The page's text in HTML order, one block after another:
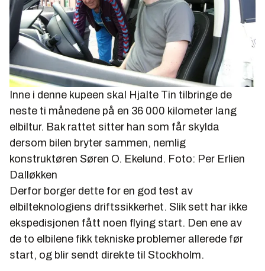
Inne i denne kupeen skal Hjalte Tin tilbringe de
neste ti månedene på en 36 000 kilometer lang
elbiltur. Bak rattet sitter han som får skylda
dersom bilen bryter sammen, nemlig
konstruktøren Søren O. Ekelund. Foto: Per Erlien
Dalløkken
Derfor borger dette for en god test av
elbilteknologiens driftssikkerhet. Slik sett har ikke
ekspedisjonen fått noen flying start. Den ene av
de to elbilene fikk tekniske problemer allerede før
start, og blir sendt direkte til Stockholm.